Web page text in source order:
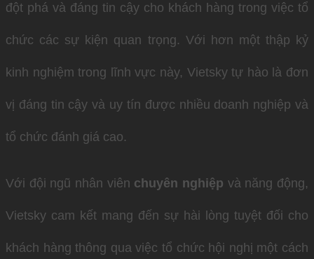
đột phá và đáng tin cậy cho khách hàng trong việc tổ
chức các sự kiện quan trọng. Với hơn một thập kỷ
kinh nghiệm trong lĩnh vực này, Vietsky tự hào là đơn
vị đáng tin cậy và uy tín được nhiều doanh nghiệp và
tổ chức đánh giá cao.
Với đội ngũ nhân viên chuyên nghiệp và năng động,
Vietsky cam kết mang đến sự hài lòng tuyệt đối cho
khách hàng thông qua việc tổ chức hội nghị một cách